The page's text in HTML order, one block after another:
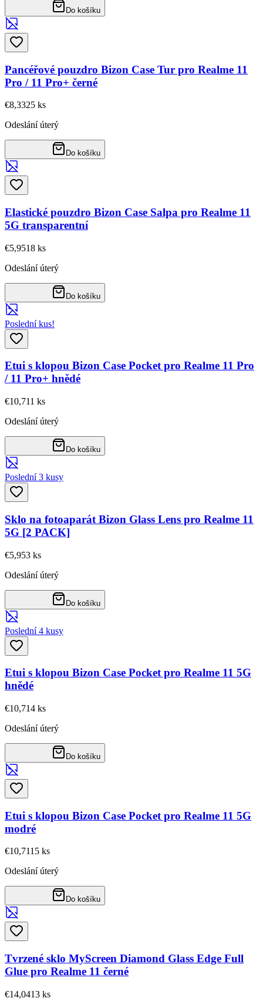
Do košíku
Pancéřové pouzdro Bizon Case Tur pro Realme 11
Pro / 11 Pro+ černé
€8,3325 ks
Odeslání úterý
Do košíku
Elastické pouzdro Bizon Case Salpa pro Realme 11
5G transparentní
€5,9518 ks
Odeslání úterý
Do košíku
Poslední kus!
Etui s klopou Bizon Case Pocket pro Realme 11 Pro
/ 11 Pro+ hnědé
€10,711 ks
Odeslání úterý
Do košíku
Poslední 3 kusy
Sklo na fotoaparát Bizon Glass Lens pro Realme 11
5G [2 PACK]
€5,953 ks
Odeslání úterý
Do košíku
Poslední 4 kusy
Etui s klopou Bizon Case Pocket pro Realme 11 5G
hnědé
€10,714 ks
Odeslání úterý
Do košíku
Etui s klopou Bizon Case Pocket pro Realme 11 5G
modré
€10,7115 ks
Odeslání úterý
Do košíku
Tvrzené sklo MyScreen Diamond Glass Edge Full
Glue pro Realme 11 černé
€14,0413 ks